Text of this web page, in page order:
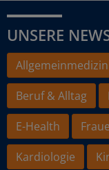
UNSERE
Beruf & Alltag
E-Health
Kardiologie